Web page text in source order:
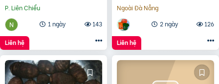
P. Liên Chiểu
1 ngày
143
Liên hệ
Ngoài Đà Nẵng
2 ngày
126
Liên hệ